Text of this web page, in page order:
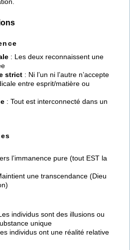
: Les deux reconnaissent une
strict: Ni l’un ni l’autre n’accepte
entre esprit/matière ou
: Tout est interconnecté dans un
l’immanence pure (tout EST la
une transcendance (Dieu
individus sont des illusions ou
unique
individus ont une réalité relative